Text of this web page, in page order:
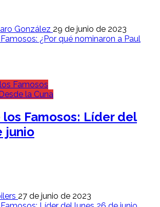
González 29 de junio de 2023
Famosos
la Cuna
los Famosos: Líder del
junio
27 de junio de 2023